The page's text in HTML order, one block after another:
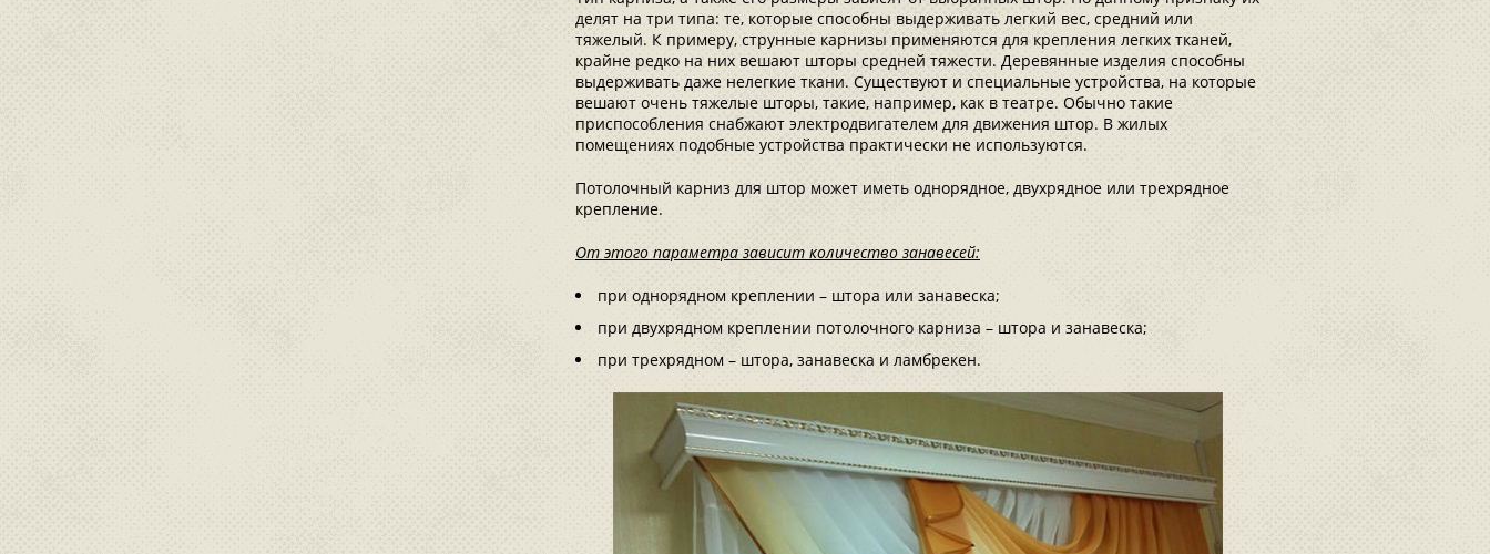
делят на три типа: те, которые способны выдерживать легкий вес, средний или
тяжелый. К примеру, струнные карнизы применяются для крепления легких тканей,
крайне редко на них вешают шторы средней тяжести. Деревянные изделия способны
выдерживать даже нелегкие ткани. Существуют и специальные устройства, на которые
вешают очень тяжелые шторы, такие, например, как в театре. Обычно такие
приспособления снабжают электродвигателем для движения штор. В жилых
помещениях подобные устройства практически не используются.
Потолочный карниз для штор может иметь однорядное, двухрядное или трехрядное
крепление.
От этого параметра зависит количество занавесей:
при однорядном креплении – штора или занавеска;
при двухрядном креплении потолочного карниза – штора и занавеска;
при трехрядном – штора, занавеска и ламбрекен.